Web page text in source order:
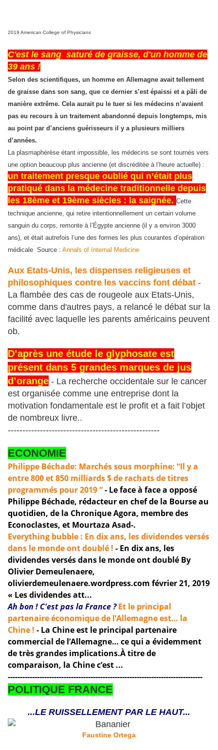
2019 American College of Physicians
C'est le sang saturé de graisse, d'un homme de
39 ans !
Selon des scientifiques, un homme en Allemagne avait tellement
de graisse dans son sang, que ce dernier s’est épaissi et a pâli de
manière extrême. Cela aurait pu le tuer si les médecins n’avaient
pas eu recours à un traitement abandonné depuis longtemps, mis
au point par d’anciens guérisseurs il y a plusieurs milliers
d’années.
La plasmaphérèse étant impossible, les médecins se sont tournés vers
une option beaucoup plus ancienne (et discréditée à l’heure actuelle) :
un traitement presque oublié qui n’était plus
pratiqué dans la médecine traditionnelle depuis
les 18ème et 19ème siècles : la saignée. Cette
technique ancienne, qui retire intentionnellement un certain volume
sanguin du corps, remonte à l’Égypte ancienne (il y a environ 3000
ans), et était autrefois l’une des formes les plus courantes d’opération
médicale Source : Annals of Internal Medicine
Aux Etats-Unis, les dispenses religieuses et
philosophiques contre les vaccins font débat -
La flambée des cas de rougeole aux Etats-Unis,
comme dans d'autres pays, a relancé le débat sur la
facilité avec laquelle les parents américains peuvent
ob.
D’après une étude le glyphosate est
présent dans 5 grandes marques de jus
d’orange - La recherche occidentale sur le cancer
est organisée comme une entreprise dont la
motivation fondamentale est le profit et a fait l’objet
de nombreux livre..
----------------------------------------------------
ECONOMIE
Philippe Béchade: Marchés sous morphine: “Il y a
entre 800 et 850 milliards $ de rachats de titres
programmés pour 2019 “- Le face à face a opposé
Philippe Béchade, rédacteur en chef de la Bourse au
quotidien, de la Chronique Agora, membre des
Econoclastes, et Mourtaza Asad-.
Everything bubble : En dix ans, les dividendes versés
dans le monde ont doublé ! - En dix ans, les
dividendes versés dans le monde ont doublé By
Olivier Demeulenaere,
olivierdemeulenaere.wordpress.com février 21, 2019
« Les dividendes att...
Ah bon ! C'est pas la France ?Et le principal
partenaire économique de l’Allemagne est… la
Chine ! - La Chine est le principal partenaire
commercial de l’Allemagne… ce qui a évidemment
de très grandes implications.À titre de
comparaison, la Chine c’est ...
--------------------------------------------------------------------------------
POLITIQUE FRANCE
...LE RUISSELLEMENT PAR LE HAUT...
Faustine Ortega